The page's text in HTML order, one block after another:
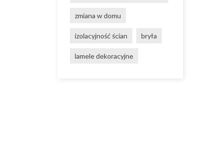
zmiana w domu
izolacyjność ścian bryła
lamele dekoracyjne